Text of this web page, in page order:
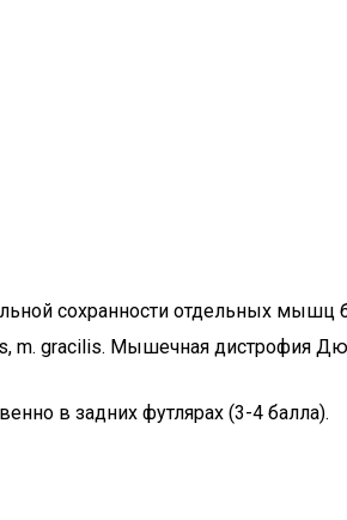
сохранности отдельных мышц
m. gracilis. Мышечная дистрофия
в задних футлярах (3-4 балла).